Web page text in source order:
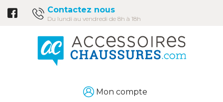
Contactez nous
Du lundi au vendredi de 8h à 18h
Mon compte